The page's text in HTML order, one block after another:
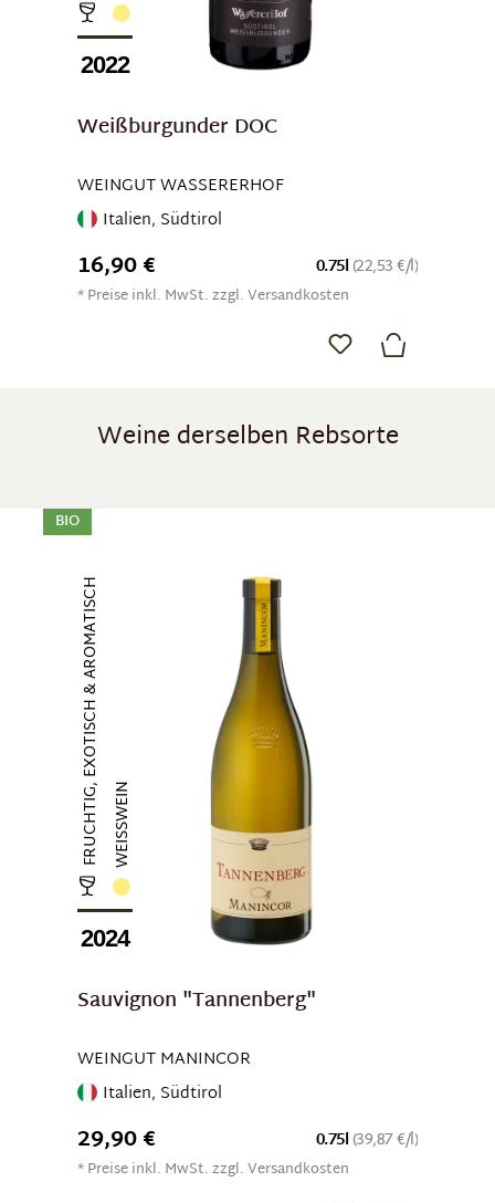
2022
Weißburgunder DOC
WEINGUT WASSERERHOF
Italien, Südtirol
0.75l (22,53 €/l)
16,90 €
* Preise inkl. MwSt. zzgl. Versandkosten
Weine derselben Rebsorte
Produktgalerie überspringen
BIO
FRUCHTIG, EXOTISCH & AROMATISCH WEISSWEIN
2024
Sauvignon "Tannenberg"
WEINGUT MANINCOR
Italien, Südtirol
0.75l (39,87 €/l)
29,90 €
* Preise inkl. MwSt. zzgl. Versandkosten